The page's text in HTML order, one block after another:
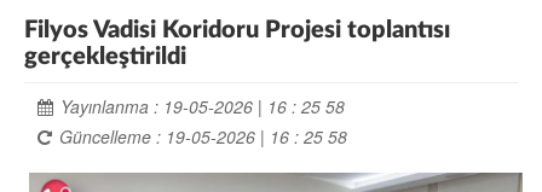
Filyos Vadisi Koridoru Projesi toplantısı
gerçekleştirildi
Yayınlanma : 19-05-2026 | 16 : 25 58
Güncelleme : 19-05-2026 | 16 : 25 58